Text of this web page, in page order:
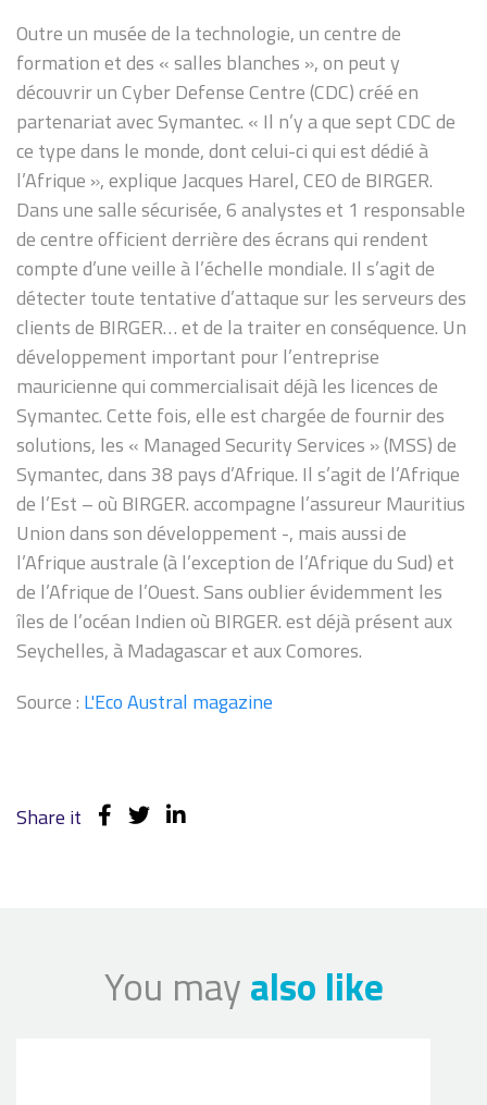
Outre un musée de la technologie, un centre de
formation et des « salles blanches », on peut y
découvrir un Cyber Defense Centre (CDC) créé en
partenariat avec Symantec. « Il n’y a que sept CDC de
ce type dans le monde, dont celui-ci qui est dédié à
l’Afrique », explique Jacques Harel, CEO de BIRGER.
Dans une salle sécurisée, 6 analystes et 1 responsable
de centre officient derrière des écrans qui rendent
compte d’une veille à l’échelle mondiale. Il s’agit de
détecter toute tentative d’attaque sur les serveurs des
clients de BIRGER… et de la traiter en conséquence. Un
développement important pour l’entreprise
mauricienne qui commercialisait déjà les licences de
Symantec. Cette fois, elle est chargée de fournir des
solutions, les « Managed Security Services » (MSS) de
Symantec, dans 38 pays d’Afrique. Il s’agit de l’Afrique
de l’Est – où BIRGER. accompagne l’assureur Mauritius
Union dans son développement -, mais aussi de
l’Afrique australe (à l’exception de l’Afrique du Sud) et
de l’Afrique de l’Ouest. Sans oublier évidemment les
îles de l’océan Indien où BIRGER. est déjà présent aux
Seychelles, à Madagascar et aux Comores.
Source : L'Eco Austral magazine
Share it
You mayalso like